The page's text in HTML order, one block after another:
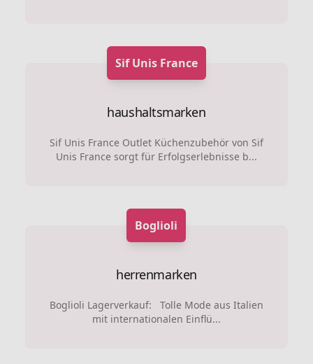
Sif Unis France
haushaltsmarken
Sif Unis France Outlet Küchenzubehör von Sif
Unis France sorgt für Erfolgserlebnisse b...
Boglioli
herrenmarken
Boglioli Lagerverkauf: Tolle Mode aus Italien
mit internationalen Einflü...